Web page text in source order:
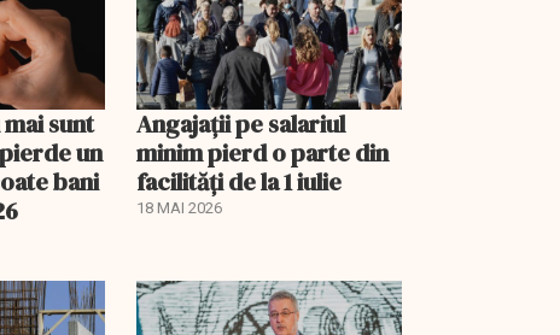
sunt
un
bani
Angajații pe salariul
minim pierd o parte din
facilități de la 1 iulie
18 MAI 2026